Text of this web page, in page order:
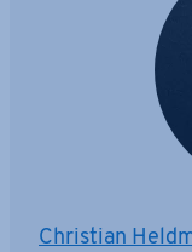
Christian